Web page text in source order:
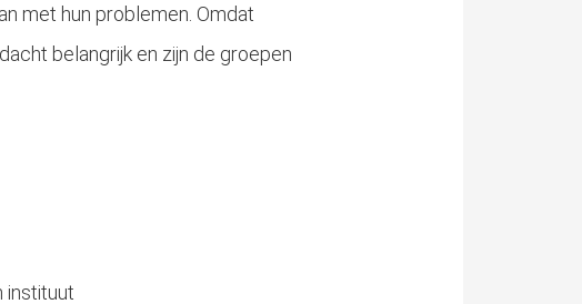
met hun problemen. Omdat
belangrijk en zijn de groepen
instituut